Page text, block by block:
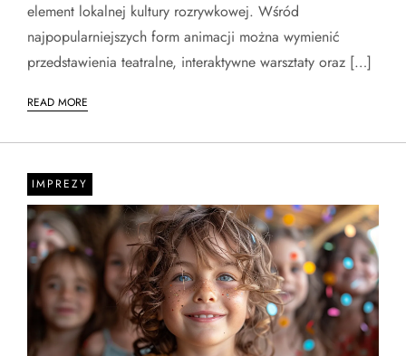
element lokalnej kultury rozrywkowej. Wśród
najpopularniejszych form animacji można wymienić
przedstawienia teatralne, interaktywne warsztaty oraz […]
READ MORE
IMPREZY